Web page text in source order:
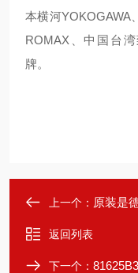
本横河YOKOGAWA
ROMAX、中国台
牌。
上一个： 原装是
返回列表
下一个： 81625B3